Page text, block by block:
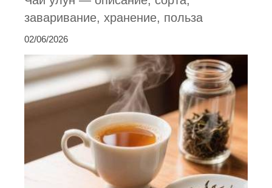
заваривание, хранение, польза
02/06/2026